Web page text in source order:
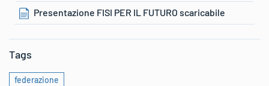
Presentazione FISI PER IL FUTURO scaricabile
Tags
federazione